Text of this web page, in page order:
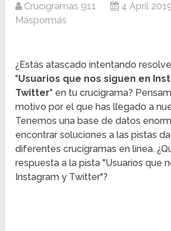
Crucigramas 911
4 April
Máspormás
¿Estás atascado intentando
"Usuarios que nos siguen en
Twitter" en tu crucigrama?
motivo por el que has llegado a
Tenemos una base de datos
encontrar soluciones a las pistas
diferentes crucigramas en línea.
respuesta a la pista "Usuarios que
Instagram y Twitter"?